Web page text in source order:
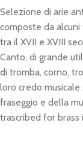
Selezione di arie
composte da
tra il XVII e XVIII
Canto, di grande
di tromba, corno,
loro credo
fraseggio e della
trascribed for brass